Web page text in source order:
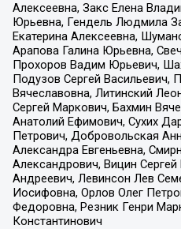
Алексеевна, Закс Елена
Юрьевна, Гендель Людмила
Екатерина Алексеевна,
Арапова Галина Юрьевна,
Прохоров Вадим Юрьевич,
Подузов Сергей Васильевич,
Вячеславовна, Литинский
Сергей Маркович, Бахмин
Анатолий Ефимович, Сухих
Петрович, Добровольская
Александра Евгеньевна,
Александрович, Вицин
Андреевич, Левинсон Лев
Иосифовна, Орлов Олег
Федоровна, Резник Генри
Константинович